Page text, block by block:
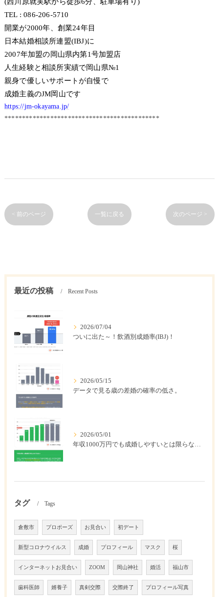
TEL : 086-206-5710
開業が2000年、創業24年目
日本結婚相談所連盟(IBJ)に
2007年加盟の岡山県内第1号加盟店
人生経験と相談所実績で岡山県№1
親身で優しいサポートが自慢で
成婚主義のJM岡山です
https://jm-okayama.jp/
********************************************
< 前のページ 一覧に戻る 次のページ >
最近の投稿 Recent Posts
2026/07/04
ついに出た～！飲酒別成婚率(IBJ)！
2026/05/15
データで見る歳の差婚の確率の低さ。
2026/05/01
タグ Tags
倉敷市 プロポーズ お見合い 初デート
新型コロナウイルス 成婚 プロフィール マスク 桜
インターネットお見合い ZOOM 岡山神社 婚活 福山市
歯科医師 婿養子 真剣交際 交際終了 プロフィール写真